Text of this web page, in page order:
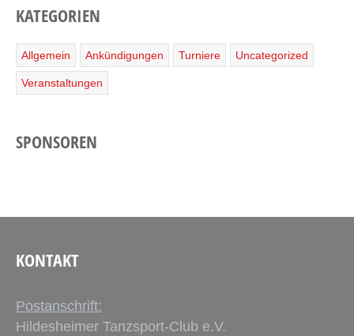
KATEGORIEN
Allgemein Ankündigungen Turniere Uncategorized
Veranstaltungen
SPONSOREN
KONTAKT
Postanschrift:
Hildesheimer Tanzsport-Club e.V.